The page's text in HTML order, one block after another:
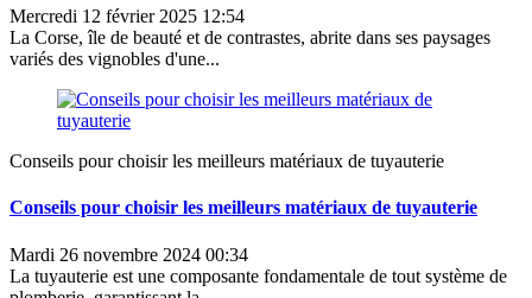
Mercredi 12 février 2025 12:54
La Corse, île de beauté et de contrastes, abrite dans ses paysages
variés des vignobles d'une...
Conseils pour choisir les meilleurs matériaux de tuyauterie
Conseils pour choisir les meilleurs matériaux de tuyauterie
Mardi 26 novembre 2024 00:34
La tuyauterie est une composante fondamentale de tout système de